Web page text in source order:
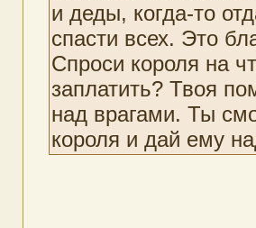
и деды, когда-то
спасти всех. Это
Спроси короля на
заплатить? Твоя
над врагами. Ты
короля и дай ему